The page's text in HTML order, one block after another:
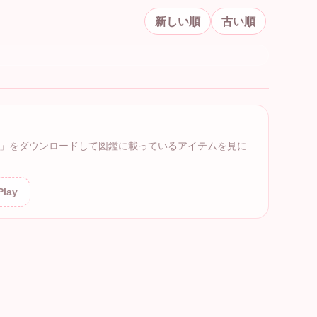
新しい順 古い順
をダウンロードして図鑑に載っているアイテムを見に